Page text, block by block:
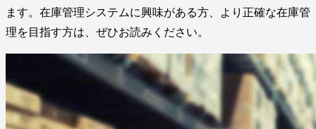
ます。在庫管理システムに興味がある方、より正確な在庫管
理を目指す方は、ぜひお読みください。